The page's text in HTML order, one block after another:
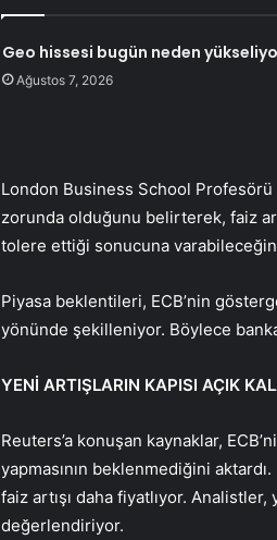
Geo hissesi bugün neden
Ağustos 7, 2026
London Business School
zorunda olduğunu belirterek, faiz
tolere ettiği sonucuna
Piyasa beklentileri, ECB’nin
yönünde şekilleniyor. Böylece
YENİ ARTIŞLARIN KAPISI AÇIK
Reuters’a konuşan kaynaklar,
yapmasının beklenmediğini
faiz artışı daha fiyatlıyor.
değerlendiriyor.